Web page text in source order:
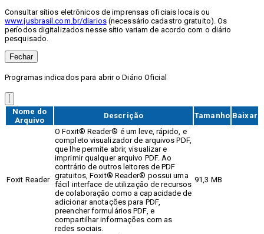
Consultar sítios eletrônicos de imprensas oficiais locais ou
www.jusbrasil.com.br/diarios(necessário cadastro gratuito). Os
períodos digitalizados nesse sítio variam de acordo com o diário
pesquisado.
Fechar
Programas indicados para abrir o Diário Oficial
Nome do
Arquivo
Descrição Tamanho Baixar
Foxit Reader
O Foxit® Reader® é um leve, rápido, e
completo visualizador de arquivos PDF,
que lhe permite abrir, visualizar e
imprimir qualquer arquivo PDF. Ao
contrário de outros leitores de PDF
gratuitos, Foxit® Reader® possui uma
fácil interface de utilização de recursos
de colaboração como a capacidade de
adicionar anotações para PDF,
preencher formulários PDF, e
compartilhar informações com as
redes sociais.
91,3 MB